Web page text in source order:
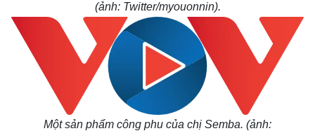
(ảnh: Twitter/myouonnin).
Một sản phẩm công phu của chị Semba. (ảnh: